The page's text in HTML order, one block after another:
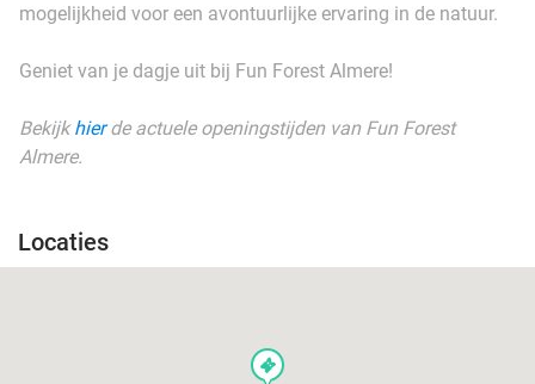
mogelijkheid voor een avontuurlijke ervaring in de natuur.
Geniet van je dagje uit bij Fun Forest Almere!
Bekijkhierde actuele openingstijden van Fun Forest
Almere.
Locaties
events